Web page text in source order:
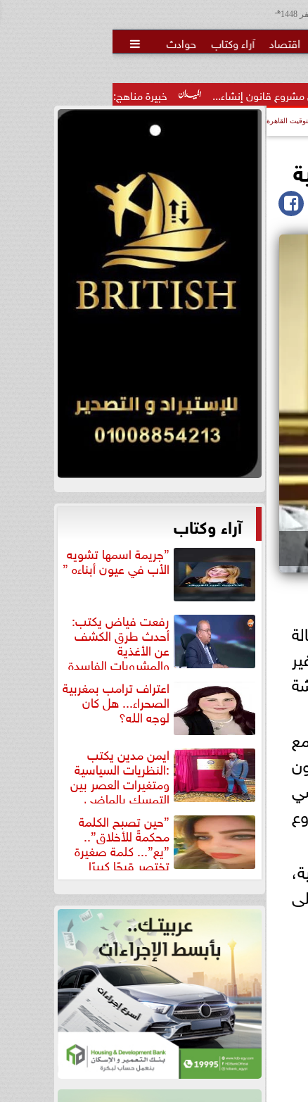
هـ
اقتصاد آراء وكتاب حوادث 
خبيرة مناهج: حداثة تخرج المعلمين الجدد لا تكفي..
القاهرة
آراء وكتاب
”جريمة اسمها تشويه
الأب في عيون أبناءه ”
رفعت فياض يكتب:
أحدث طرق الكشف
عن الأغذية
والمشروبات الفاسدة
اعتراف ترامب بمغربية
الصحراء... هل كان
لوجه الله؟
ايمن مدين يكتب
:النظريات السياسية
ومتغيرات العصر بين
التمسك بالماضي
ومواجهة تحديات...”حين تصبح الكلمة
محكمةً للأخلاق”..
”يع”... كلمة صغيرة
تختصر قبحًا كبيرًا